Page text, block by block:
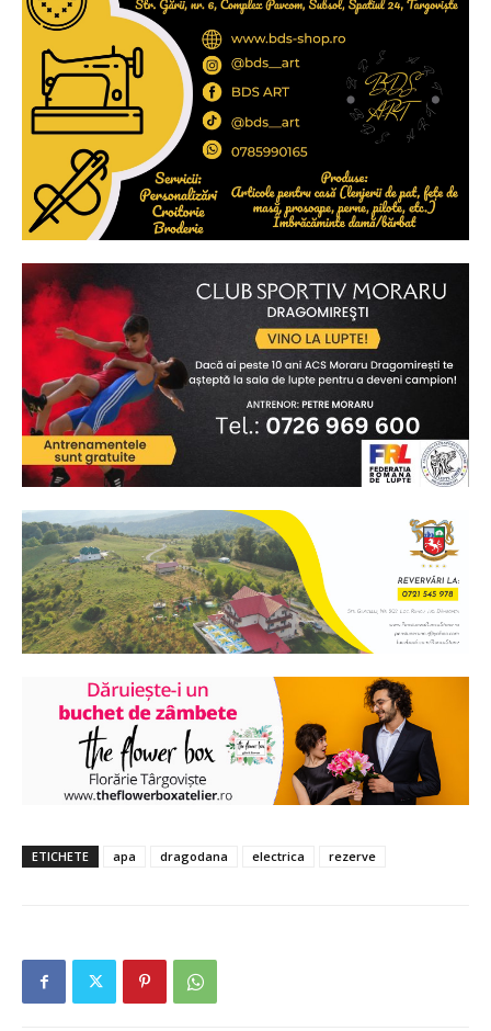
Ionuț Parghel
2de 2
ETICHETE apa dragodana electrica rezerve